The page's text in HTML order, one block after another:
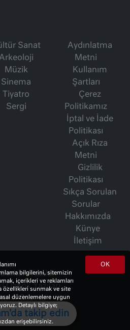
Sanat
Müzik
Sinema
Tiyatro
Sergi
Aydınlatma
Metni
Kullanım
Şartları
Çerez
Politikamız
İptal ve İade
Politikası
Açık Rıza
Metni
Gizlilik
Politikası
Sıkça Sorulan
Sorular
Hakkımızda
Künye
İletişim
Yazıları
Özkök Yazıları
Gazete
OK
bilgilerini, sitemizin
içerikleri ve reklamları
özellikleri sunmak ve site
düzenlemelere uygun
Detaylı bilgiye;
erişebilirsiniz.
takip edin